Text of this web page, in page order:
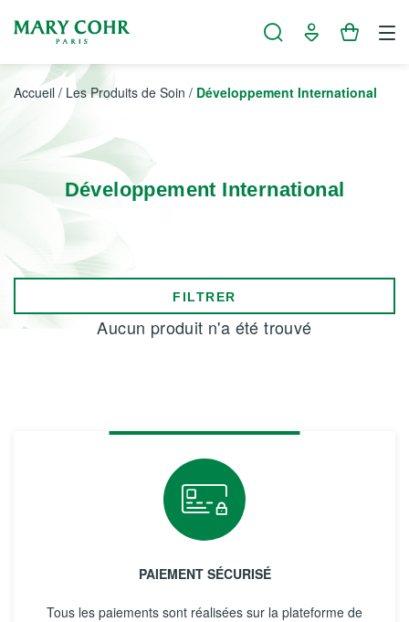
Accueil / Les Produits de Soin / Développement International
Développement International
FILTRER
Aucun produit n'a été trouvé
PAIEMENT SÉCURISÉ
Tous les paiements sont réalisées sur la plateforme de